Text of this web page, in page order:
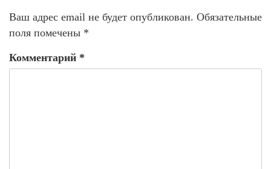
Ваш адрес email не будет опубликован. Обязательные
поля помечены *
Комментарий *